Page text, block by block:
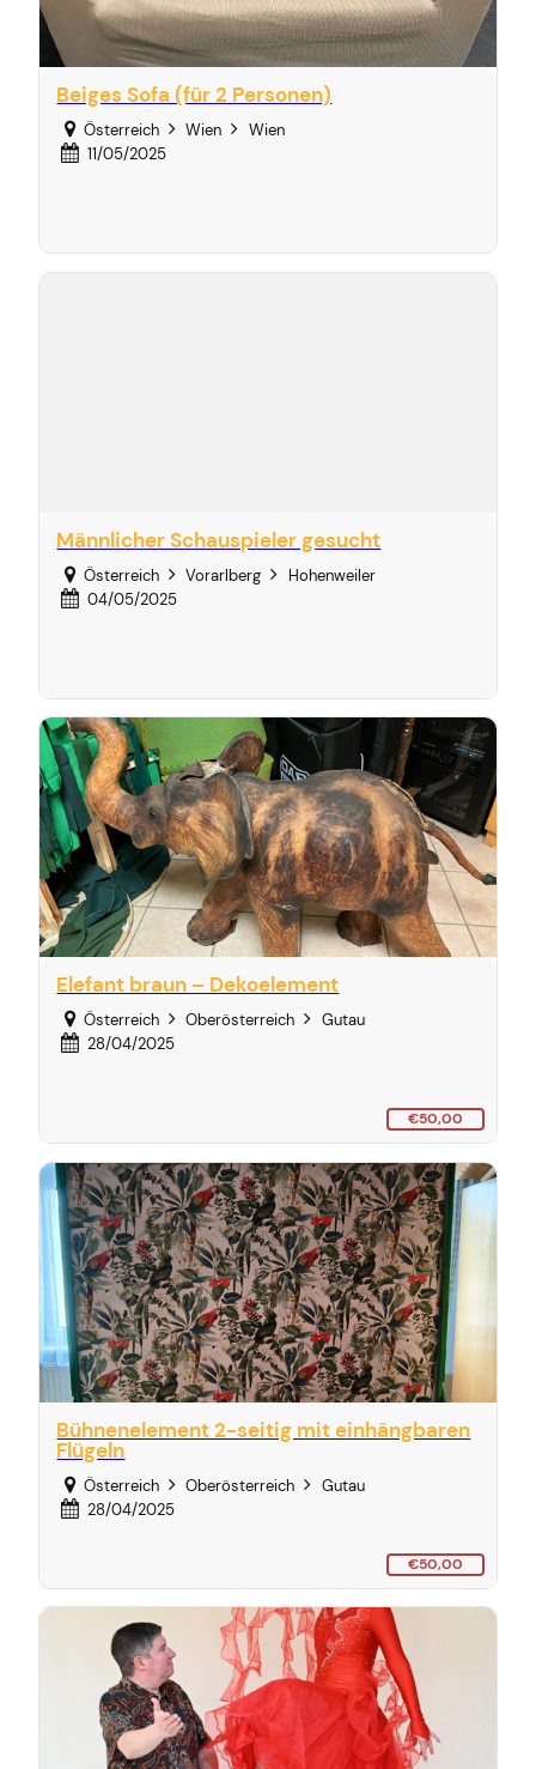
Beiges Sofa (für 2 Personen)
Österreich Wien
Wien
11/05/2025
Männlicher Schauspieler gesucht
Österreich Vorarlberg
Hohenweiler
04/05/2025
Elefant braun – Dekoelement
Österreich Oberösterreich
Gutau
28/04/2025
€50,00
Bühnenelement 2-seitig mit einhängbaren
Flügeln
Österreich Oberösterreich
Gutau
28/04/2025
€50,00